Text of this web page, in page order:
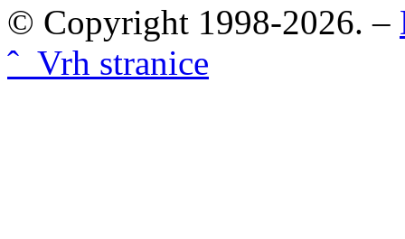
© Copyright 1998-2026. –
ˆ Vrh stranice